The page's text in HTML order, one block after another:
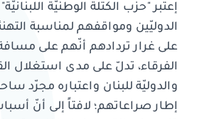
إعتبر "حزب الكتلة الوطنيّة
الدوليّين ومواقفهم لمناسبة
على غرار تردادهم أنّهم على
الفرقاء، تدلّ على مدى استغلال
والدوليّة للبنان واعتباره مجرّد
إطار صراعاتهم؛ لافتاً إلى أنّ